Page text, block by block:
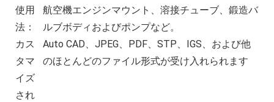
使用
法：
航空機エンジンマウント、溶接チューブ、鍛造バ
ルブボディおよびポンプなど。
カス
タマ
イズ
され
Auto CAD、JPEG、PDF、STP、IGS、および他
のほとんどのファイル形式が受け入れられます